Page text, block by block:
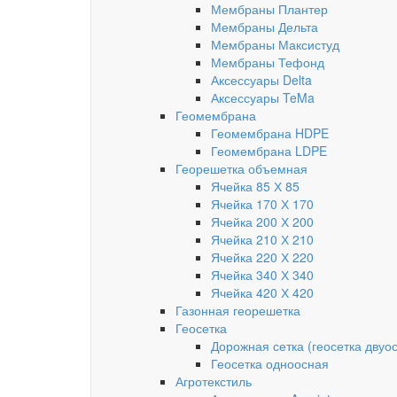
Мембраны Плантер
Мембраны Дельта
Мембраны Максистуд
Мембраны Тефонд
Аксессуары Delta
Аксессуары TeMa
Геомембрана
Геомембрана HDPE
Геомембрана LDPE
Георешетка объемная
Ячейка 85 Х 85
Ячейка 170 Х 170
Ячейка 200 Х 200
Ячейка 210 Х 210
Ячейка 220 Х 220
Ячейка 340 Х 340
Ячейка 420 Х 420
Газонная георешетка
Геосетка
Дорожная сетка (геосетка
Геосетка одноосная
Агротекстиль